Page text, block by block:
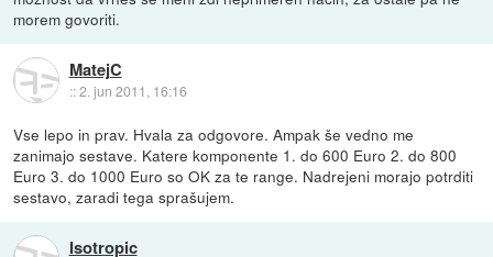
morem govoriti.
MatejC
::2. jun 2011, 16:16
Vse lepo in prav. Hvala za odgovore. Ampak še vedno me
zanimajo sestave. Katere komponente 1. do 600 Euro 2. do 800
Euro 3. do 1000 Euro so OK za te range. Nadrejeni morajo potrditi
sestavo, zaradi tega sprašujem.
Isotropic